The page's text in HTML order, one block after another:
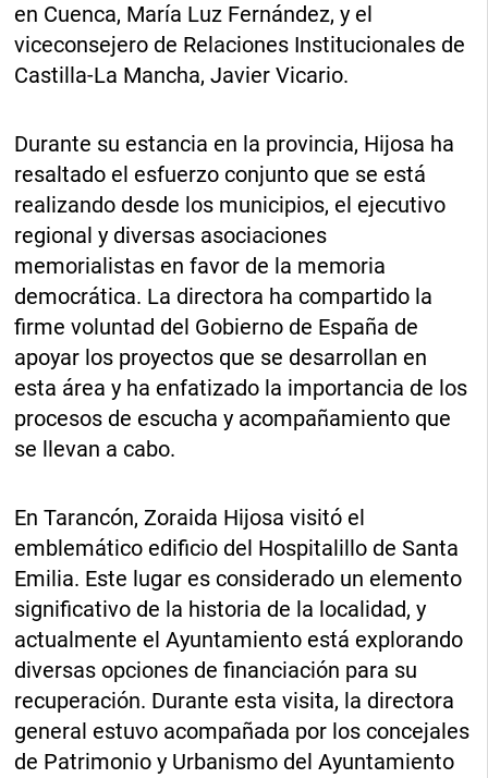
en Cuenca, María Luz Fernández, y el
viceconsejero de Relaciones Institucionales de
Castilla-La Mancha, Javier Vicario.
Durante su estancia en la provincia, Hijosa ha
resaltado el esfuerzo conjunto que se está
realizando desde los municipios, el ejecutivo
regional y diversas asociaciones
memorialistas en favor de la memoria
democrática. La directora ha compartido la
firme voluntad del Gobierno de España de
apoyar los proyectos que se desarrollan en
esta área y ha enfatizado la importancia de los
procesos de escucha y acompañamiento que
se llevan a cabo.
En Tarancón, Zoraida Hijosa visitó el
emblemático edificio del Hospitalillo de Santa
Emilia. Este lugar es considerado un elemento
significativo de la historia de la localidad, y
actualmente el Ayuntamiento está explorando
diversas opciones de financiación para su
recuperación. Durante esta visita, la directora
general estuvo acompañada por los concejales
de Patrimonio y Urbanismo del Ayuntamiento